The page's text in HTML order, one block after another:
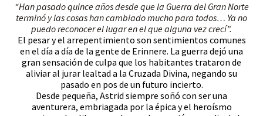
“Han pasado quince años desde que la Guerra del Gran Norte
terminó y las cosas han cambiado mucho para todos… Ya no
puedo reconocer el lugar en el que alguna vez crecí”.
El pesar y el arrepentimiento son sentimientos comunes
en el día a día de la gente de Erinnere. La guerra dejó una
gran sensación de culpa que los habitantes trataron de
aliviar al jurar lealtad a la Cruzada Divina, negando su
pasado en pos de un futuro incierto.
Desde pequeña, Astrid siempre soñó con ser una
aventurera, embriagada por la épica y el heroísmo